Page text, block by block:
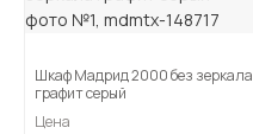
Шкаф Мадрид 2000 без зеркала
графит серый
Цена